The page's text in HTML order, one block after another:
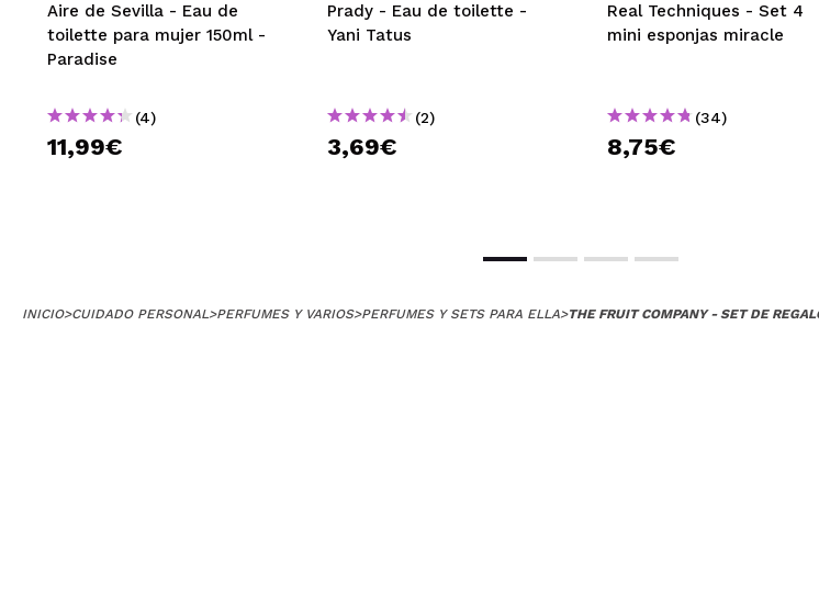
Aire de Sevilla - Eau de
toilette para mujer 150ml -
Paradise
(4)
11,99€
Prady - Eau de toilette -
Yani Tatus
(2)
3,69€
Real Techniques - Set 4
mini esponjas miracle
(34)
8,75€
INICIO>CUIDADO PERSONAL>PERFUMES Y VARIOS>PERFUMES Y SETS PARA ELLA>THE FRUIT COMPANY - SET DE